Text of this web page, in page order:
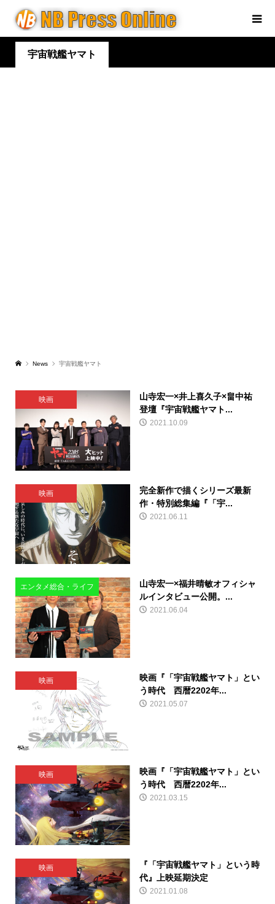
宇宙戦艦ヤマト
News 宇宙戦艦ヤマト
映画
山寺宏一×井上喜久子×畠中祐
登壇『宇宙戦艦ヤマト...
2021.10.09
映画
完全新作で描くシリーズ最新
作・特別総集編『「宇...
2021.06.11
エンタメ総合・ライフ
山寺宏一×福井晴敏オフィシャ
ルインタビュー公開。...
2021.06.04
映画
映画『「宇宙戦艦ヤマト」とい
う時代 西暦2202年...
2021.05.07
映画
映画『「宇宙戦艦ヤマト」とい
う時代 西暦2202年...
2021.03.15
映画
『「宇宙戦艦ヤマト」という時
代』上映延期決定
2021.01.08